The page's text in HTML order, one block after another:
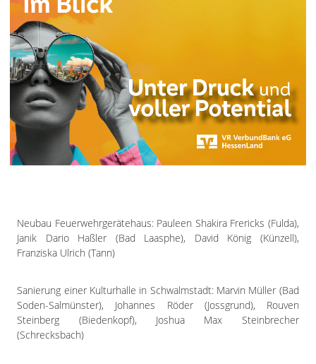
Neubau Feuerwehrgerätehaus: Pauleen Shakira Frericks (Fulda),
Janik Dario Haßler (Bad Laasphe), David König (Künzell),
Franziska Ulrich (Tann)
Sanierung einer Kulturhalle in Schwalmstadt: Marvin Müller (Bad
Soden-Salmünster), Johannes Röder (Jossgrund), Rouven
Steinberg (Biedenkopf), Joshua Max Steinbrecher
(Schrecksbach)